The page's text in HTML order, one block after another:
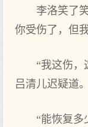
李洛笑了
你受伤了，但
“我这伤，
吕清儿迟疑道。
“能恢复多